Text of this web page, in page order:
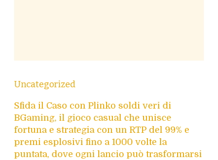
Uncategorized
Sfida il Caso con Plinko soldi veri di
BGaming, il gioco casual che unisce
fortuna e strategia con un RTP del 99% e
premi esplosivi fino a 1000 volte la
puntata, dove ogni lancio può trasformarsi